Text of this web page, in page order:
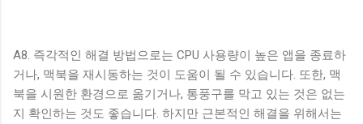
A8. 즉각적인 해결 방법으로는 CPU 사용량이 높은 앱을 종료하
거나, 맥북을 재시동하는 것이 도움이 될 수 있습니다. 또한, 맥
북을 시원한 환경으로 옮기거나, 통풍구를 막고 있는 것은 없는
지 확인하는 것도 좋습니다. 하지만 근본적인 해결을 위해서는